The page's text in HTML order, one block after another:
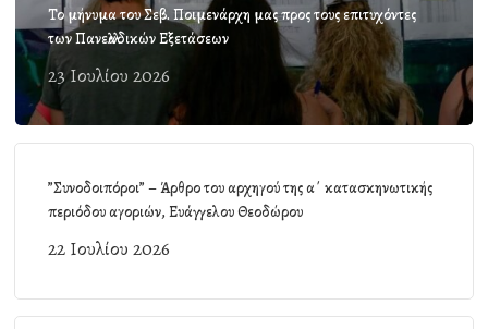
Το μήνυμα του Σεβ. Ποιμενάρχη μας προς τους επιτυχόντες
των Πανελλαδικών Εξετάσεων
23 Ιουλίου 2026
”Συνοδοιπόροι” – Άρθρο του αρχηγού της α΄ κατασκηνωτικής
περιόδου αγοριών, Ευάγγελου Θεοδώρου
22 Ιουλίου 2026